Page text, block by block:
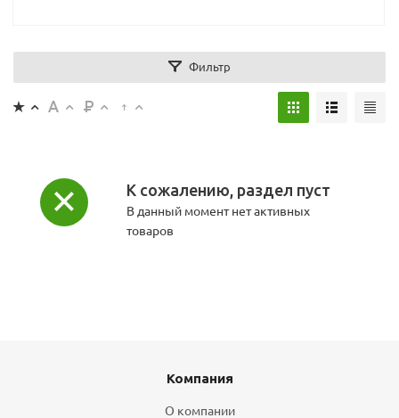
Фильтр
К сожалению, раздел пуст
В данный момент нет активных
товаров
Компания
О компании